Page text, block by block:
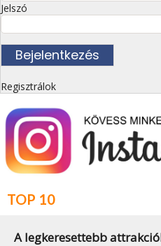
Jelszó
Regisztrálok
TOP 10
A legkeresettebb